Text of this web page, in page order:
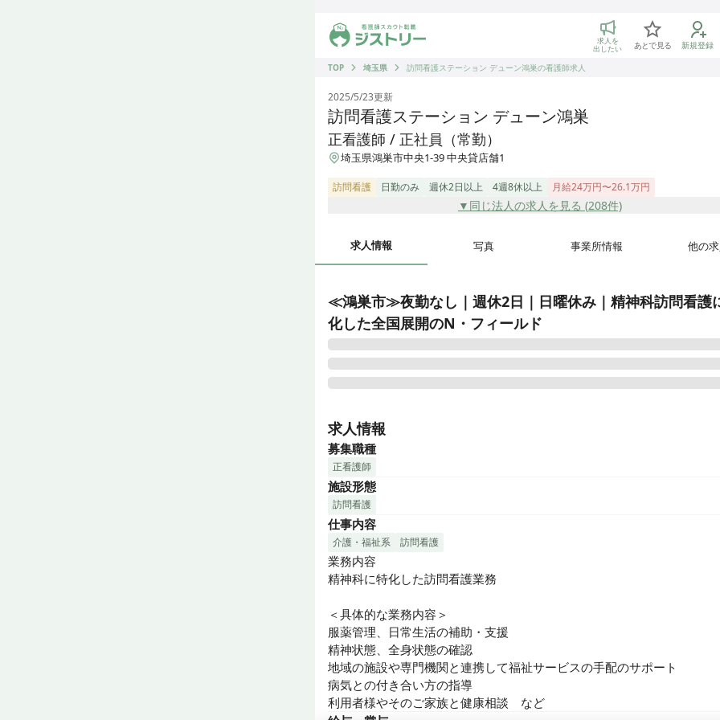
ジストリー 看護師の転職マッチング
求人を
出したい あとで見る 新規登録
TOP
埼玉県 訪問看護ステーション デューン鴻巣の看護師求人
2025/5/23更新
訪問看護ステーション デューン鴻巣
正看護師 / 正社員（常勤）
埼玉県鴻巣市中央1-39 中央貸店舗1
訪問看護 日勤のみ 週休2日以上 4週8休以上 月給24万円〜26.1万円
▼同じ法人の求人を見る (208件)
求人情報 写真 事業所情報 他の求
≪鴻巣市≫夜勤なし｜週休2日｜日曜休み｜精神科訪問看護
化した全国展開のN・フィールド
う地域社会を実現する。
その専門的な知識・経験を活かした「在宅医療トータルサポート」が、
の強みです。
ご利用者様が住み慣れた環境のもと、安心・安全・快適な生活を支援し
す。
求人情報
募集職種
正看護師
施設形態
訪問看護
仕事内容
介護・福祉系 訪問看護
業務内容
精神科に特化した訪問看護業務
＜具体的な業務内容＞
服薬管理、日常生活の補助・支援
精神状態、全身状態の確認
地域の施設や専門機関と連携して福祉サービスの手配のサポート
病気との付き合い方の指導
利用者様やそのご家族と健康相談　など